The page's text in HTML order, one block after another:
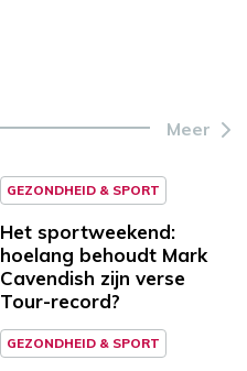
Meer
GEZONDHEID & SPORT
Het sportweekend:
hoelang behoudt Mark
Cavendish zijn verse
Tour-record?
GEZONDHEID & SPORT